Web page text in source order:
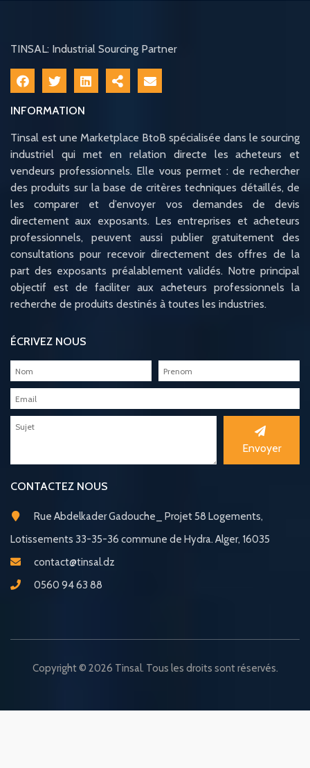
TINSAL: Industrial Sourcing Partner
INFORMATION
Tinsal est une Marketplace BtoB spécialisée dans le sourcing
industriel qui met en relation directe les acheteurs et
vendeurs professionnels. Elle vous permet : de rechercher
des produits sur la base de critères techniques détaillés, de
les comparer et d’envoyer vos demandes de devis
directement aux exposants. Les entreprises et acheteurs
professionnels, peuvent aussi publier gratuitement des
consultations pour recevoir directement des offres de la
part des exposants préalablement validés. Notre principal
objectif est de faciliter aux acheteurs professionnels la
recherche de produits destinés à toutes les industries.
ÉCRIVEZ NOUS
Envoyer
CONTACTEZ NOUS
Rue Abdelkader Gadouche_ Projet 58 Logements,
Lotissements 33-35-36 commune de Hydra. Alger, 16035
contact@tinsal.dz
0560 94 63 88
Copyright © 2026 Tinsal. Tous les droits sont réservés.